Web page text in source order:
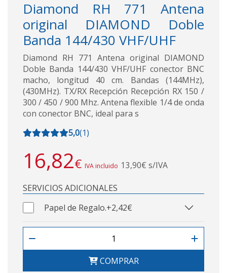
Diamond RH 771 Antena
original DIAMOND Doble
Banda 144/430 VHF/UHF
Diamond RH 771 Antena original DIAMOND
Doble Banda 144/430 VHF/UHF conector BNC
macho, longitud 40 cm. Bandas (144MHz),
(430MHz). TX/RX Recepción Recepción RX 150 /
300 / 450 / 900 Mhz. Antena flexible 1/4 de onda
con conector BNC, ideal para s
5,0(1)
16,82€ IVA incluido 13,90€ s/IVA
SERVICIOS ADICIONALES
Papel de Regalo.+2,42€
COMPRAR